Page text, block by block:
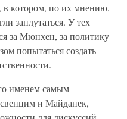
в котором, по их мнению,
заплутаться. У тех
за Мюнхен, за политику
попытаться создать
именем самым
и Майданек,